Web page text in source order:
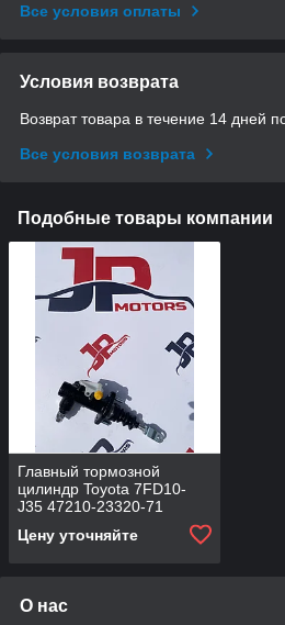
Все условия оплаты
Условия возврата
Возврат товара в течение 14 дней
Все условия возврата
Подобные товары компании
Главный тормозной
цилиндр Toyota 7FD10-
J35 47210-23320-71
Цену уточняйте
О нас